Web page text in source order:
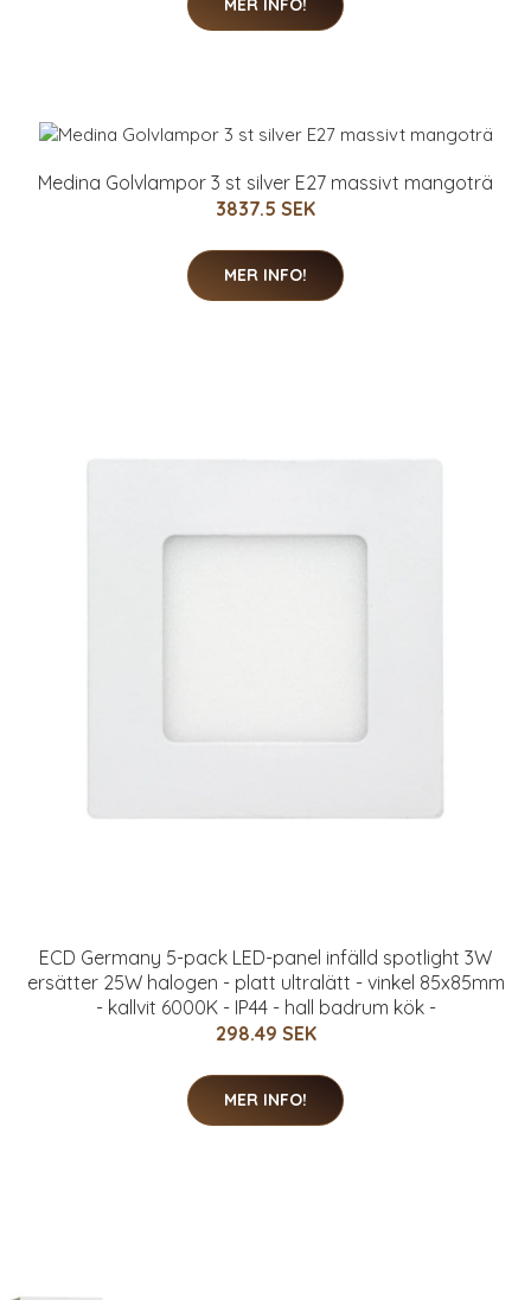
Medina Golvlampor 3 st silver E27 massivt mangoträ
3837.5 SEK
MER INFO!
ECD Germany 5-pack LED-panel infälld spotlight 3W
ersätter 25W halogen - platt ultralätt - vinkel 85x85mm
- kallvit 6000K - IP44 - hall badrum kök -
298.49 SEK
MER INFO!